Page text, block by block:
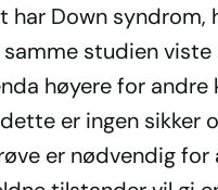
har Down syndrom,
samme studien
høyere for
er ingen sikker
er nødvendig for